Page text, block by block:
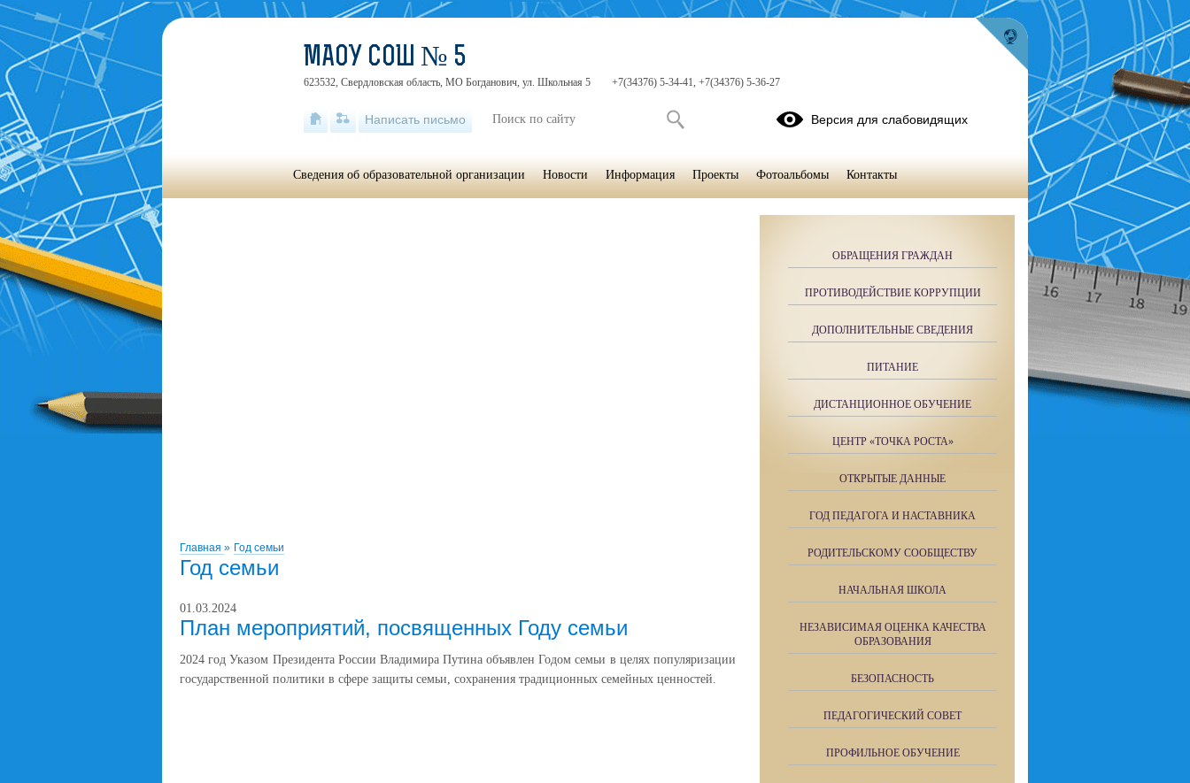
Главная » Год семьи
Год семьи
01.03.2024
План мероприятий, посвященных Году семьи
2024 год Указом Президента России Владимира Путина объявлен Годом семьи в целях популяризации
государственной политики в сфере защиты семьи, сохранения традиционных семейных ценностей.
ОБРАЩЕНИЯ ГРАЖДАН
ПРОТИВОДЕЙСТВИЕ КОРРУПЦИИ
ДОПОЛНИТЕЛЬНЫЕ СВЕДЕНИЯ
ПИТАНИЕ
ДИСТАНЦИОННОЕ ОБУЧЕНИЕ
ЦЕНТР «ТОЧКА РОСТА»
ОТКРЫТЫЕ ДАННЫЕ
ГОД ПЕДАГОГА И НАСТАВНИКА
РОДИТЕЛЬСКОМУ СООБЩЕСТВУ
НАЧАЛЬНАЯ ШКОЛА
НЕЗАВИСИМАЯ ОЦЕНКА КАЧЕСТВА
ОБРАЗОВАНИЯ
БЕЗОПАСНОСТЬ
ПЕДАГОГИЧЕСКИЙ СОВЕТ
ПРОФИЛЬНОЕ ОБУЧЕНИЕ
МАОУ СОШ № 5
623532, Свердловская область, МО Богданович, ул. Школьная 5 +7(34376) 5-34-41, +7(34376) 5-36-27
Написать письмо Версия для слабовидящих
Сведения об образовательной организации Новости Информация Проекты Фотоальбомы Контакты